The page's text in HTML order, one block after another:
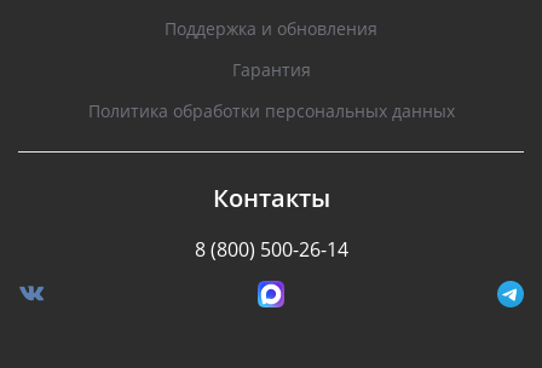
Поддержка и обновления
Гарантия
Политика обработки персональных данных
Контакты
8 (800) 500-26-14